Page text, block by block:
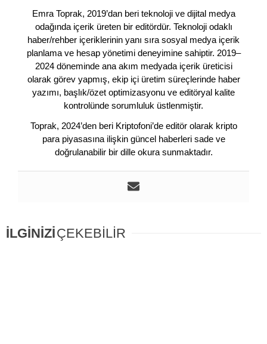
Emra Toprak, 2019’dan beri teknoloji ve dijital medya
odağında içerik üreten bir editördür. Teknoloji odaklı
haber/rehber içeriklerinin yanı sıra sosyal medya içerik
planlama ve hesap yönetimi deneyimine sahiptir. 2019–
2024 döneminde ana akım medyada içerik üreticisi
olarak görev yapmış, ekip içi üretim süreçlerinde haber
yazımı, başlık/özet optimizasyonu ve editöryal kalite
kontrolünde sorumluluk üstlenmiştir.
Toprak, 2024’den beri Kriptofoni’de editör olarak kripto
para piyasasına ilişkin güncel haberleri sade ve
doğrulanabilir bir dille okura sunmaktadır.
İLGİNİZİÇEKEBİLİR